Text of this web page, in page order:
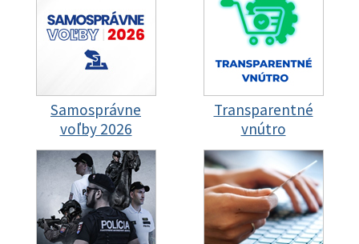
Samosprávne
voľby 2026
Transparentné
vnútro